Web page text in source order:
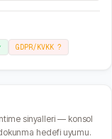
GDPR/KVKK?
sinyalleri — konsol
hedefi uyumu.